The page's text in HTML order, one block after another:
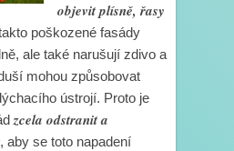
objevit plísně, řasy
poškozené fasády
ale také narušují zdivo a
mohou způsobovat
ústrojí. Proto je
zcela odstranit a
, aby se toto napadení